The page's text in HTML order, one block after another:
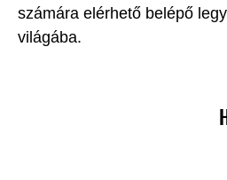
számára elérhető belépő
világába.